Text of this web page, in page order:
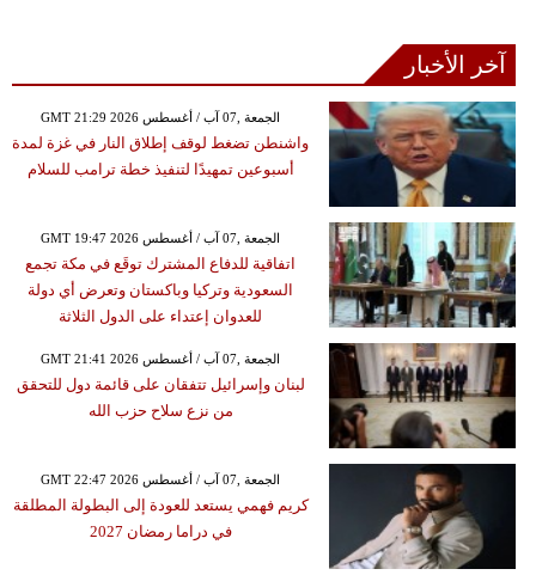
آخر الأخبار
GMT 21:29 2026 الجمعة ,07 آب / أغسطس
واشنطن تضغط لوقف إطلاق النار في غزة لمدة
أسبوعين تمهيدًا لتنفيذ خطة ترامب للسلام
GMT 19:47 2026 الجمعة ,07 آب / أغسطس
اتفاقية للدفاع المشترك توقَع في مكة تجمع
السعودية وتركيا وباكستان وتعرض أي دولة
للعدوان إعتداء على الدول الثلاثة
GMT 21:41 2026 الجمعة ,07 آب / أغسطس
لبنان وإسرائيل تتفقان على قائمة دول للتحقق
من نزع سلاح حزب الله
GMT 22:47 2026 الجمعة ,07 آب / أغسطس
كريم فهمي يستعد للعودة إلى البطولة المطلقة
في دراما رمضان 2027